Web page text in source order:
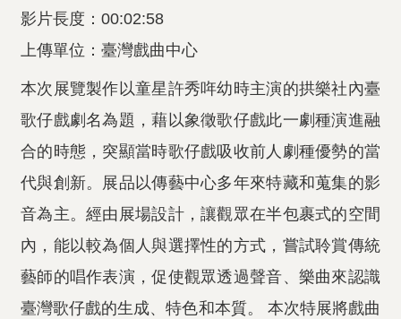
影片長度：00:02:58
上傳單位：臺灣戲曲中心
本次展覽製作以童星許秀哖幼時主演的拱樂社內臺
歌仔戲劇名為題，藉以象徵歌仔戲此一劇種演進融
合的時態，突顯當時歌仔戲吸收前人劇種優勢的當
代與創新。展品以傳藝中心多年來特藏和蒐集的影
音為主。經由展場設計，讓觀眾在半包裹式的空間
內，能以較為個人與選擇性的方式，嘗試聆賞傳統
藝師的唱作表演，促使觀眾透過聲音、樂曲來認識
臺灣歌仔戲的生成、特色和本質。 本次特展將戲曲